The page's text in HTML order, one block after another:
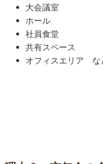
大会議室
ホール
社員食堂
共有スペース
オフィスエリア な